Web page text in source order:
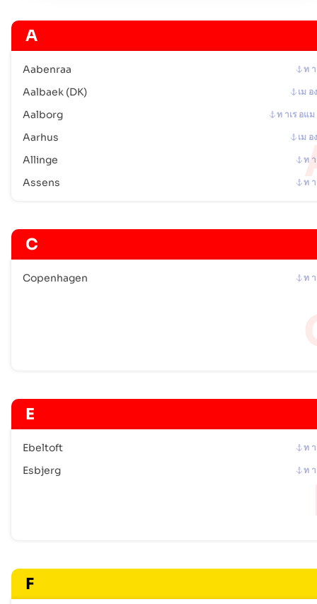
รหัสไปรษณีย์ :-
รหัสพอร์ต :
Vejle
ท าเร อ
ที่อยู่ :Vejle (DKVEJ), Denmark, Europe
รหัสไปรษณีย์ :
Vordingborg
ท าเร อ
ที่อยู่ :Vordingborg (DKVOR), Denmark, Europe
A
Aabenraa ท า
Aalbaek (DK) เม อ
Aalborg ท าเร อแ
Aarhus เม อ
Allinge ท า
Assens ท า
C
Copenhagen ท า
E
Ebeltoft ท า
Esbjerg ท า
F